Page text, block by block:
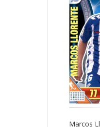
Marcos